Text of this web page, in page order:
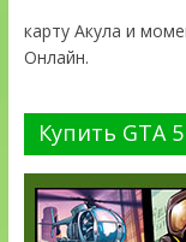
карту Акула и
Онлайн.
Купить GTA